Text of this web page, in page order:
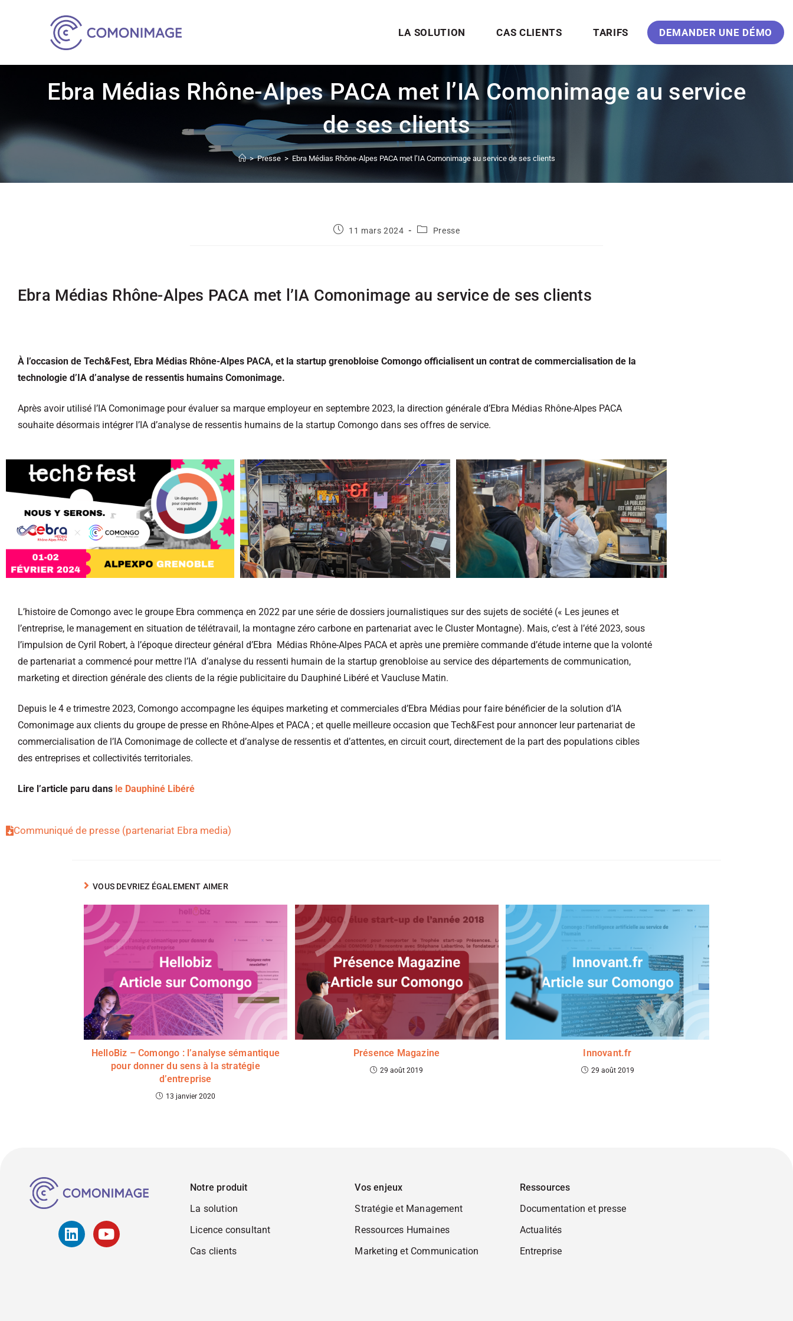
LA SOLUTION CAS CLIENTS TARIFS DEMANDER UNE DÉMO
Ebra Médias Rhône-Alpes PACA met l’IA Comonimage au service
de ses clients
> Presse > Ebra Médias Rhône-Alpes PACA met l’IA Comonimage au service de ses clients
11 mars 2024 Presse
Ebra Médias Rhône-Alpes PACA met l’IA Comonimage au service de ses clients
À l’occasion de Tech&Fest, Ebra Médias Rhône-Alpes PACA, et la startup grenobloise Comongo officialisent un contrat de commercialisation de la
technologie d’IA d’analyse de ressentis humains Comonimage.
Après avoir utilisé l’IA Comonimage pour évaluer sa marque employeur en septembre 2023, la direction générale d’Ebra Médias Rhône-Alpes PACA
souhaite désormais intégrer l’IA d’analyse de ressentis humains de la startup Comongo dans ses offres de service.
L’histoire de Comongo avec le groupe Ebra commença en 2022 par une série de dossiers journalistiques sur des sujets de société (« Les jeunes et
l’entreprise, le management en situation de télétravail, la montagne zéro carbone en partenariat avec le Cluster Montagne). Mais, c’est à l’été 2023, sous
l’impulsion de Cyril Robert, à l’époque directeur général d’Ebra Médias Rhône-Alpes PACA et après une première commande d’étude interne que la volonté
de partenariat a commencé pour mettre l’IA d’analyse du ressenti humain de la startup grenobloise au service des départements de communication,
marketing et direction générale des clients de la régie publicitaire du Dauphiné Libéré et Vaucluse Matin.
Depuis le 4 e trimestre 2023, Comongo accompagne les équipes marketing et commerciales d’Ebra Médias pour faire bénéficier de la solution d’IA
Comonimage aux clients du groupe de presse en Rhône-Alpes et PACA ; et quelle meilleure occasion que Tech&Fest pour annoncer leur partenariat de
commercialisation de l’IA Comonimage de collecte et d’analyse de ressentis et d’attentes, en circuit court, directement de la part des populations cibles
des entreprises et collectivités territoriales.
Lire l’article paru dans le Dauphiné Libéré
Communiqué de presse (partenariat Ebra media)
VOUS DEVRIEZ ÉGALEMENT AIMER
HelloBiz – Comongo : l’analyse sémantique
pour donner du sens à la stratégie
d’entreprise
13 janvier 2020
Présence Magazine
29 août 2019
Innovant.fr
29 août 2019
Notre produit
La solution
Licence consultant
Cas clients
Vos enjeux
Stratégie et Management
Ressources Humaines
Marketing et Communication
Ressources
Documentation et presse
Actualités
Entreprise